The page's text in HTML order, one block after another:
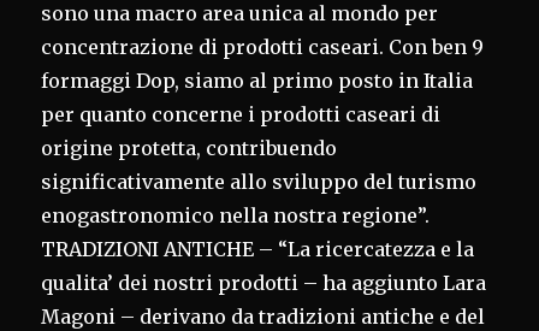
sono una macro area unica al mondo per
concentrazione di prodotti caseari. Con ben 9
formaggi Dop, siamo al primo posto in Italia
per quanto concerne i prodotti caseari di
origine protetta, contribuendo
significativamente allo sviluppo del turismo
enogastronomico nella nostra regione”.
TRADIZIONI ANTICHE – “La ricercatezza e la
qualita’ dei nostri prodotti – ha aggiunto Lara
Magoni – derivano da tradizioni antiche e del